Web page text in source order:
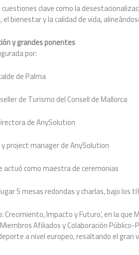
clave como la
bienestar y la calidad de vida,
y grandes ponentes
por:
de Palma
de Turismo del Consell de Mallorca
de AnySolution
project manager de AnySolution
actuó como maestra de ceremonias
5 mesas redondas y charlas, bajo los
Crecimiento, Impacto y Futuro’, en la
Afiliados y Colaboración
a nivel europeo, resaltando el